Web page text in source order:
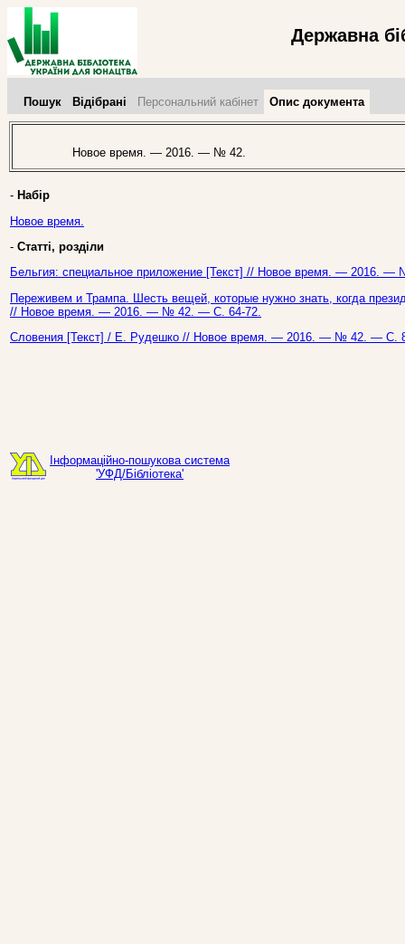
Державна
Пошук Відібрані Персональний кабінет Опис документа
Новое время. — 2016. — № 42.
- Набір
Новое время.
- Статті, розділи
Бельгия: специальное приложение [Текст] // Новое время. — 2016.
Переживем и Трампа. Шесть вещей, которые нужно знать, когда
// Новое время. — 2016. — № 42. — С. 64-72.
Словения [Текст] / Е. Рудешко // Новое время. — 2016. — № 42. — С.
Інформаційно-пошукова система
'УФД/Бібліотека'